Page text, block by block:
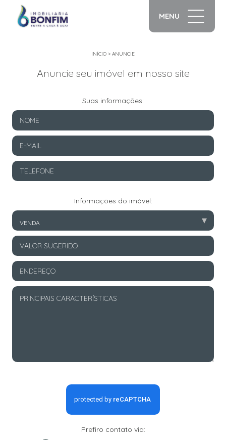
MENU
INÍCIO > ANUNCIE
Anuncie seu imóvel em nosso site
Suas informações:
Informações do imóvel:
VENDA ▾
Prefiro contato via: